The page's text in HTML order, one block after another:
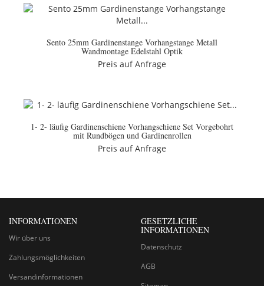
Sento 25mm Gardinenstange Vorhangstange Metall
Wandmontage Edelstahl Optik
Preis auf Anfrage
1- 2- läufig Gardinenschiene Vorhangschiene Set Vorgebohrt
mit Rundbögen und Gardinenrollen
Preis auf Anfrage
INFORMATIONEN
Wir über uns
Zahlungsmöglichkeiten
Versandinformationen
GESETZLICHE
INFORMATIONEN
Datenschutz
AGB